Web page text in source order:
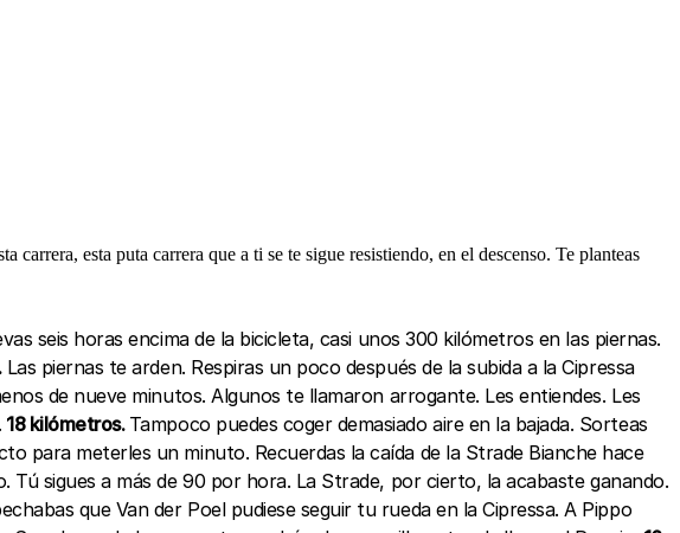
esta puta carrera que a ti se te sigue resistiendo, en el descenso. Te planteas
seis horas encima de la bicicleta, casi unos 300 kilómetros en las piernas.
Las piernas te arden. Respiras un poco después de la subida a la Cipressa
de nueve minutos. Algunos te llamaron arrogante. Les entiendes. Les
18 kilómetros. Tampoco puedes coger demasiado aire en la bajada. Sorteas
para meterles un minuto. Recuerdas la caída de la Strade Bianche hace
Tú sigues a más de 90 por hora. La Strade, por cierto, la acabaste ganando.
que Van der Poel pudiese seguir tu rueda en la Cipressa. A Pippo